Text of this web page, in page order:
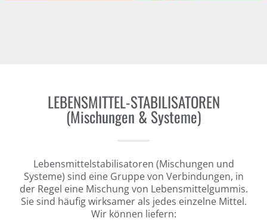
LEBENSMITTEL-STABILISATOREN
(Mischungen & Systeme)
Lebensmittelstabilisatoren (Mischungen und
Systeme) sind eine Gruppe von Verbindungen, in
der Regel eine Mischung von Lebensmittelgummis.
Sie sind häufig wirksamer als jedes einzelne Mittel.
Wir können liefern: